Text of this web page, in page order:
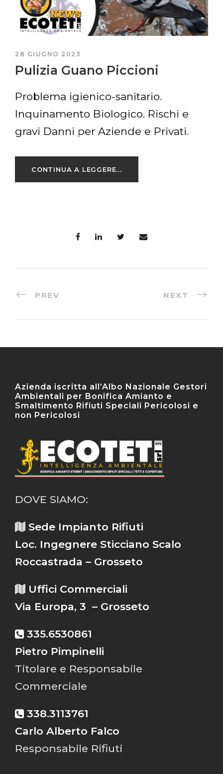
21 MARZO 2023
Bonifica Guano Piccioni
Servizio di Allontanamento Volatili,
Bonifica e Sanificazione da guano di
Piccione
CONTINUA A LEGGERE...
PREV NEXT
Azienda iscritta all’Albo Nazionale Gestori
Ambientali per Bonifica Amianto e
Smaltimento Rifiuti Speciali Pericolosi e
non Pericolosi
DOVE SIAMO:
Sede Impianto Rifiuti
Loc. Ingegnere Sticciano Scalo
Roccastrada – Grosseto
Uffici Commerciali
Via Europa, 3 – Grosseto
335.6530861
Pietro Pimpinelli
Titolare e Responsabile
Commerciale
338.3113761
Carlo Alberto Falco
Responsabile Rifiuti